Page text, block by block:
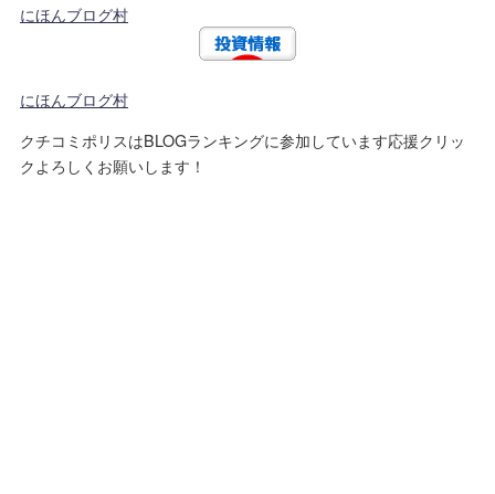
にほんブログ村
にほんブログ村
クチコミポリスはBLOGランキングに参加しています応援クリッ
クよろしくお願いします！